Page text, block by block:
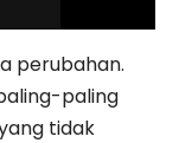
perubahan.
paling
tidak